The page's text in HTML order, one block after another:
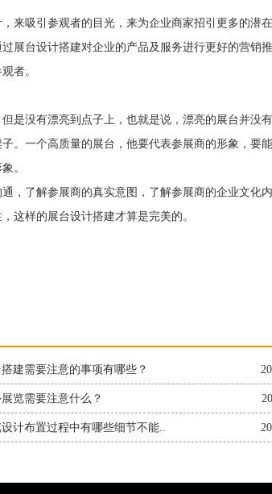
吸引参观者的目光，来为企业商家招引更多的潜
展台设计搭建对企业的产品及服务进行更好的营销
者。
没有漂亮到点子上，也就是说，漂亮的展台并没
。一个高质量的展台，他要代表参展商的形象，要
。
了解参展商的真实意图，了解参展商的企业文化
这样的展台设计搭建才算是完美的。
建需要注意的事项有哪些？
展览需要注意什么？
设计布置过程中有哪些细节不能..